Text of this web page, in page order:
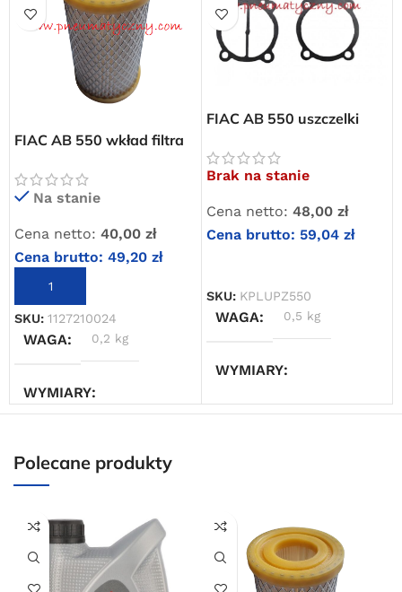
FIAC AB 550 wkład filtra
Na stanie
Cena netto: 40,00 zł
Cena brutto: 49,20 zł
DODAJ DO KOSZYKA
SKU: 1127210024
WAGA 0,2 kg
WYMIARY
FIAC AB 550 uszczelki
Brak na stanie
Cena netto: 48,00 zł
Cena brutto: 59,04 zł
SKU: KPLUPZ550
WAGA 0,5 kg
WYMIARY
5 × 5 × 20 cm
Polecane produkty
Darmowa dostawa
dla wszystkich zamówień złożonych w sklepie
internetowym o wartości minimum 80,00 zł brutto.
Oferta ograniczona czasowo
Powered by Convert Plus